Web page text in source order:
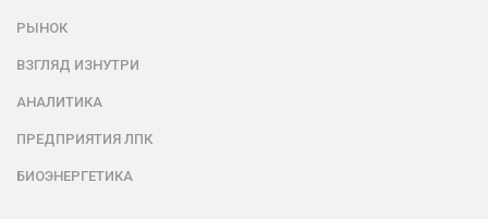
РЫНОК
ВЗГЛЯД ИЗНУТРИ
АНАЛИТИКА
ПРЕДПРИЯТИЯ ЛПК
БИОЭНЕРГЕТИКА